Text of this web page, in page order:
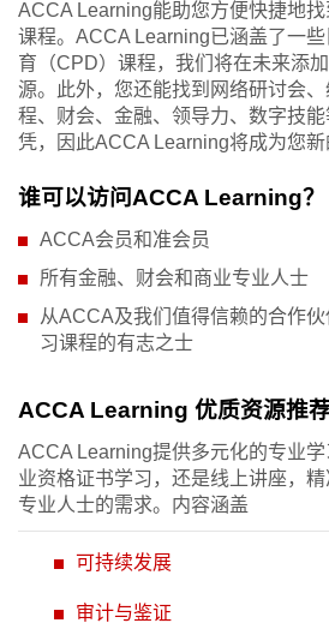
ACCA Learning能助您方便快捷地
课程。ACCA Learning已涵盖了一
育（CPD）课程，我们将在未来添
源。此外，您还能找到网络研讨会
程、财会、金融、领导力、数字技
凭，因此ACCA Learning将成为您新
谁可以访问ACCA Learning？
ACCA会员和准会员
所有金融、财会和商业专业人士
从ACCA及我们值得信赖的合作
习课程的有志之士
ACCA Learning 优质资源推
ACCA Learning提供多元化的专业
业资格证书学习，还是线上讲座，
专业人士的需求。内容涵盖
可持续发展
审计与鉴证